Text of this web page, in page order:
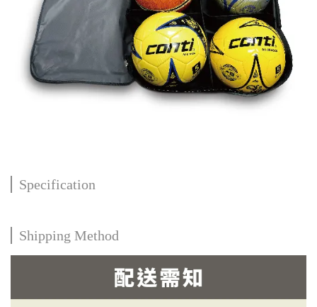
Specification
Shipping Method